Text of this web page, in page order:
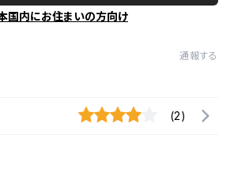
国内にお住まいの方向け
通報する
(2)